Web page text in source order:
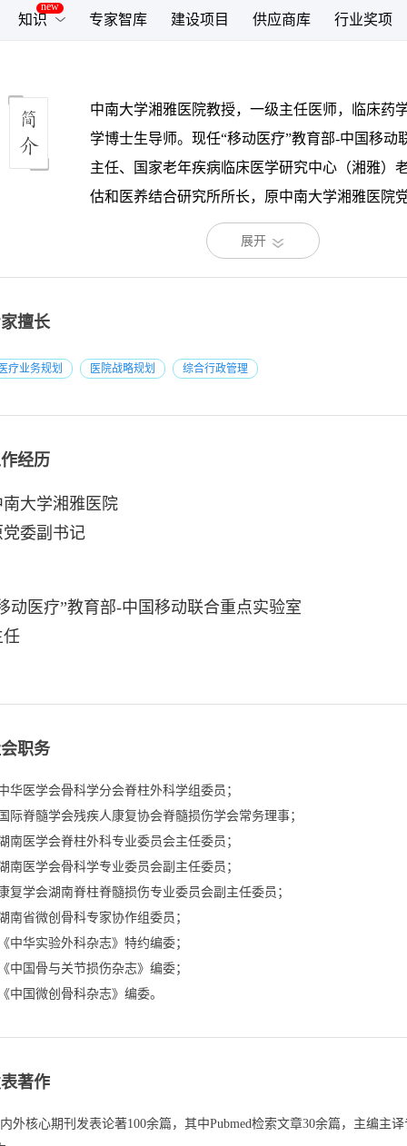
知识 专家智库 建设项目 供应商库 行业奖项
中南大学湘雅医院教授，一级主任医师，临床药
学博士生导师。现任“移动医疗”教育部-中国移动
主任、国家老年疾病临床医学研究中心（湘雅）
估和医养结合研究所所长，原中南大学湘雅医院
记。现兼任国家老年健康标准专业委员会委员、
康信息标准专业委员会委员、中国卫生信息和健
脊髓损伤专业委员会委员、湖南省医学会脊柱外
展开
擅长
医疗业务规划 医院战略规划 综合行政管理
经历
南大学湘雅医院
党委副书记
动医疗”教育部-中国移动联合重点实验室
任
职务
华医学会骨科学分会脊柱外科学组委员；
际脊髓学会残疾人康复协会脊髓损伤学会常务理事；
南医学会脊柱外科专业委员会主任委员；
南医学会骨科学专业委员会副主任委员；
复学会湖南脊柱脊髓损伤专业委员会副主任委员；
南省微创骨科专家协作组委员；
中华实验外科杂志》特约编委；
中国骨与关节损伤杂志》编委；
中国微创骨科杂志》编委。
著作
内外核心期刊发表论著100余篇，其中Pubmed检索文章30余篇，主编主